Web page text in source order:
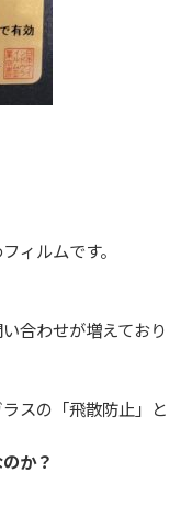
ィルムです。
合わせが増えており
スの「飛散防止」と
か？